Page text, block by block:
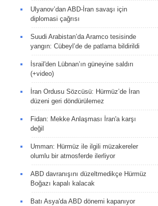
Ulyanov’dan ABD-İran savaşı için
diplomasi çağrısı
Suudi Arabistan’da Aramco tesisinde
yangın: Cübeyl’de de patlama bildirildi
İsrail'den Lübnan’ın güneyine saldırı
(+video)
İran Ordusu Sözcüsü: Hürmüz’de İran
düzeni geri döndürülemez
Fidan: Mekke Anlaşması İran'a karşı
değil
Umman: Hürmüz ile ilgili müzakereler
olumlu bir atmosferde ilerliyor
ABD davranışını düzeltmedikçe Hürmüz
Boğazı kapalı kalacak
Batı Asya'da ABD dönemi kapanıyor